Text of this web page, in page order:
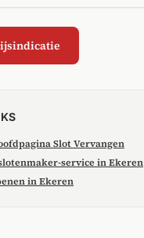
Slot Vervangen
service in Ekeren
in Ekeren